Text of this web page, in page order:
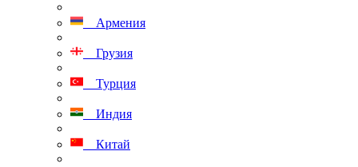
Армения
Грузия
Турция
Индия
Китай